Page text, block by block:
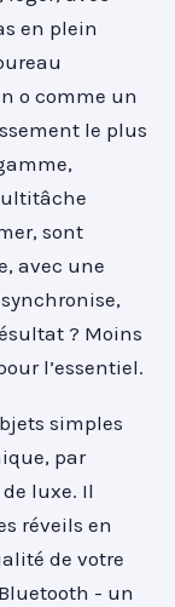
en plein
o comme un
le plus
sont
avec une
? Moins
l’essentiel.
simples
par
luxe. Il
réveils en
de votre
- un